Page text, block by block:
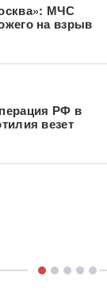
МЧС
на взрыв
РФ в
везет